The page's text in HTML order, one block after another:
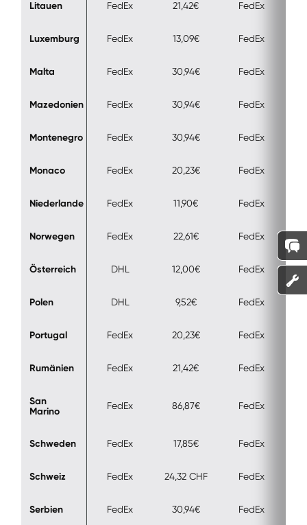
Litauen FedEx 21,42€ FedEx
Luxemburg FedEx 13,09€ FedEx
Malta FedEx 30,94€ FedEx
Mazedonien FedEx 30,94€ FedEx
Montenegro FedEx 30,94€ FedEx
Monaco FedEx 20,23€ FedEx
Niederlande FedEx 11,90€ FedEx
Norwegen FedEx 22,61€ FedEx
Österreich DHL 12,00€ FedEx
Polen DHL 9,52€ FedEx
Portugal FedEx 20,23€ FedEx
Rumänien FedEx 21,42€ FedEx
San
Marino
FedEx 86,87€ FedEx
Schweden FedEx 17,85€ FedEx
Schweiz FedEx 24,32 CHF FedEx
Serbien FedEx 30,94€ FedEx